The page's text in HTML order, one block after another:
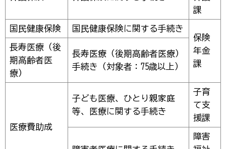
課
国民健康保険
国民健康保険に関する手続き
保険
年金
課
長寿医療（後
期高齢者医
療）
長寿医療（後期高齢者医療）
手続き（対象者：75歳以上）
医療費助成
子ども医療、ひとり親家庭
等、医療に関する手続き
子育
て支
援課
障害